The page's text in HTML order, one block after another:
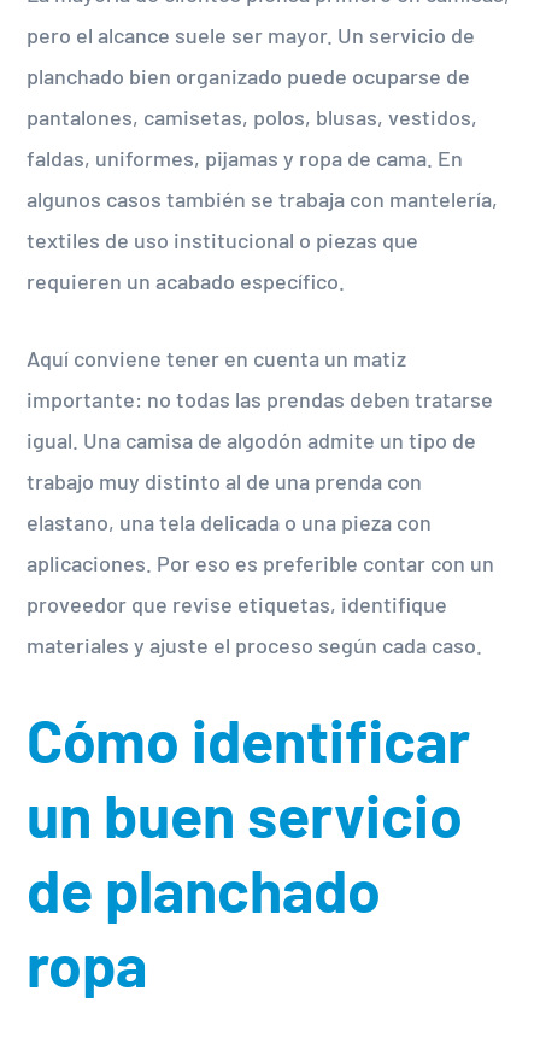
pero el alcance suele ser mayor. Un servicio de
planchado bien organizado puede ocuparse de
pantalones, camisetas, polos, blusas, vestidos,
faldas, uniformes, pijamas y ropa de cama. En
algunos casos también se trabaja con mantelería,
textiles de uso institucional o piezas que
requieren un acabado específico.
Aquí conviene tener en cuenta un matiz
importante: no todas las prendas deben tratarse
igual. Una camisa de algodón admite un tipo de
trabajo muy distinto al de una prenda con
elastano, una tela delicada o una pieza con
aplicaciones. Por eso es preferible contar con un
proveedor que revise etiquetas, identifique
materiales y ajuste el proceso según cada caso.
Cómo identificar
un buen servicio
de planchado
ropa